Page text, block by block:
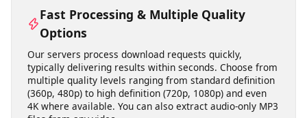
basic downloads. Your submitted URLs are processed
temporarily and are not permanently stored on our
servers. We do not track your download history or share
your personal data with third parties. Your privacy is
built into our service from the ground up.